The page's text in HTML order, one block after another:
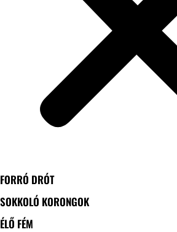
FORRÓ DRÓT
SOKKOLÓ KORONGOK
ÉLŐ FÉM